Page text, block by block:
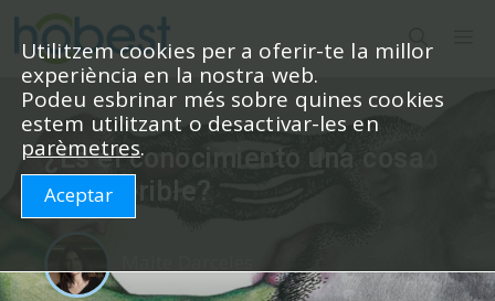
Vés
al
contingut
¿Es el conocimiento una cosa
transferible?
Utilitzem cookies per a oferir-te la millor
experiència en la nostra web.
Podeu esbrinar més sobre quines cookies
estem utilitzant o desactivar-les en
parèmetres.
Aceptar